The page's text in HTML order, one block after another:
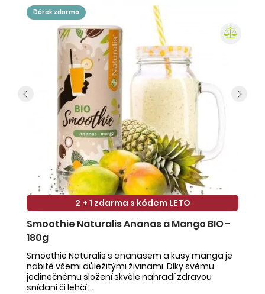
dárek zdarma
2 + 1 zdarma s kódem LETO
Smoothie Naturalis Ananas a Mango BIO -
180g
Smoothie Naturalis s ananasem a kusy manga je
nabité všemi důležitými živinami. Díky svému
jedinečnému složení skvěle nahradí zdravou
snídani či lehčí ...